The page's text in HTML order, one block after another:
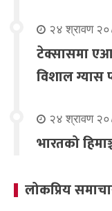
२४ श्रावण
टेक्सासमा
विशाल ग्यास
२४ श्रावण
भारतको
लोकप्रिय